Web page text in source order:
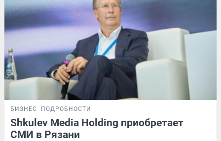
БИЗНЕС ПОДРОБНОСТИ
Shkulev Media Holding приобретает
СМИ в Рязани